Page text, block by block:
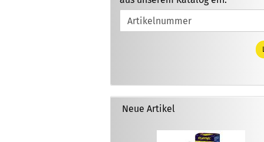
SIE
DIE
Neue Artikel